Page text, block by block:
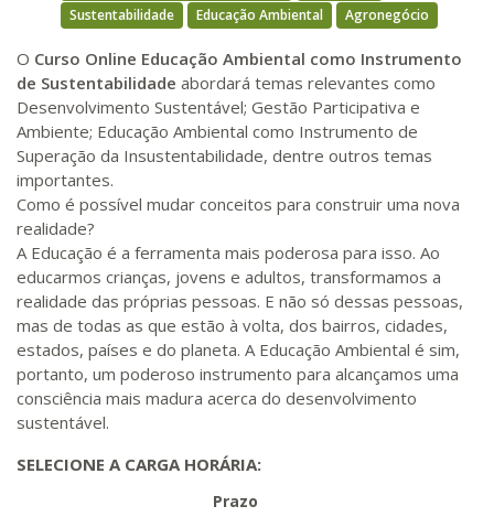
Sustentabilidade
Educação Ambiental Agronegócio
O Curso Online Educação Ambiental como Instrumento
de Sustentabilidade abordará temas relevantes como
Desenvolvimento Sustentável; Gestão Participativa e
Ambiente; Educação Ambiental como Instrumento de
Superação da Insustentabilidade, dentre outros temas
importantes.
Como é possível mudar conceitos para construir uma nova
realidade?
A Educação é a ferramenta mais poderosa para isso. Ao
educarmos crianças, jovens e adultos, transformamos a
realidade das próprias pessoas. E não só dessas pessoas,
mas de todas as que estão à volta, dos bairros, cidades,
estados, países e do planeta. A Educação Ambiental é sim,
portanto, um poderoso instrumento para alcançamos uma
consciência mais madura acerca do desenvolvimento
sustentável.
SELECIONE A CARGA HORÁRIA:
Prazo